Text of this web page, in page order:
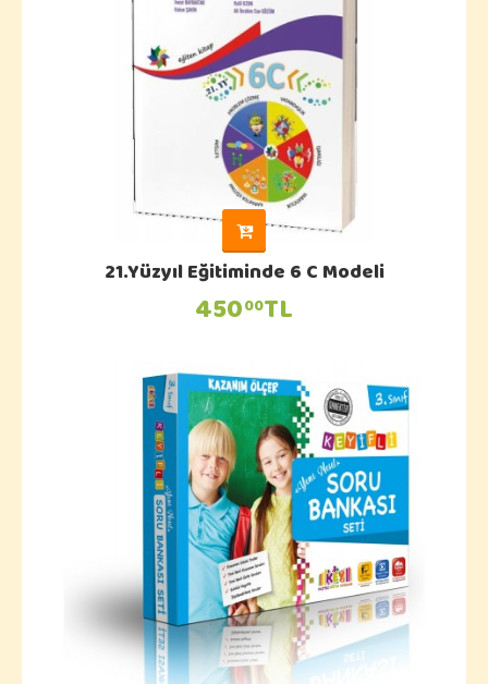
21.Yüzyıl Eğitiminde 6 C Modeli
45000TL